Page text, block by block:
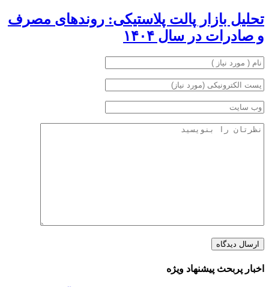
تحلیل بازار پالت پلاستیکی: روندهای مصرف
و صادرات در سال ۱۴۰۴
اخبار پربحث پیشنهاد ویژه